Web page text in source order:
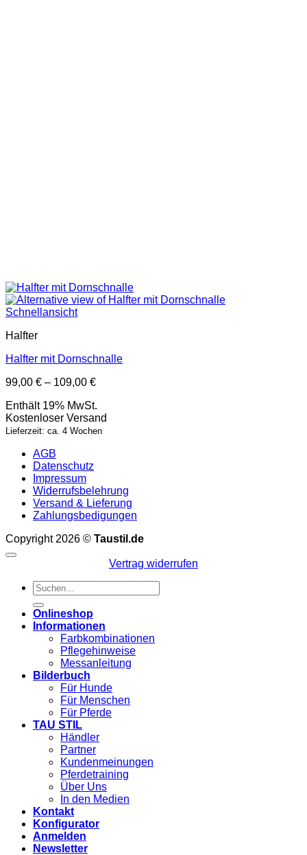
Schnellansicht
Halfter
Halfter mit Dornschnalle
99,00 € – 109,00 €Preisspanne:
bis
109,00 €
Enthält 19% MwSt.
Kostenloser Versand
Lieferzeit: ca. 4 Wochen
AGB
Datenschutz
Impressum
Widerrufsbelehrung
Versand & Lieferung
Zahlungsbedigungen
Copyright 2026 © Taustil.de
Vertrag widerrufen
Suchen
nach:
Onlineshop
Informationen
Farbkombinationen
Pflegehinweise
Messanleitung
Bilderbuch
Für Hunde
Für Menschen
Für Pferde
TAU STIL
Händler
Partner
Kundenmeinungen
Pferdetraining
Über Uns
In den Medien
Kontakt
Konfigurator
Anmelden
Newsletter